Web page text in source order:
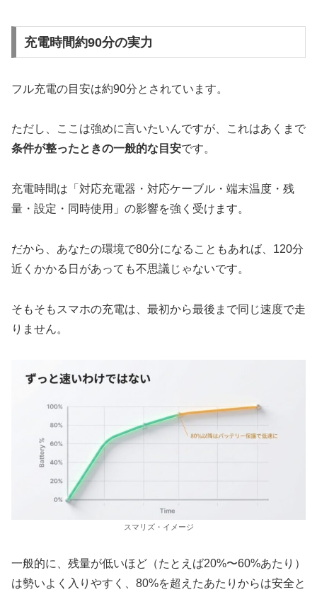
充電時間約90分の実力
フル充電の目安は約90分とされています。
ただし、ここは強めに言いたいんですが、これはあくまで
条件が整ったときの一般的な目安です。
充電時間は「対応充電器・対応ケーブル・端末温度・残
量・設定・同時使用」の影響を強く受けます。
だから、あなたの環境で80分になることもあれば、120分
近くかかる日があっても不思議じゃないです。
そもそもスマホの充電は、最初から最後まで同じ速度で走
りません。
スマリズ・イメージ
一般的に、残量が低いほど（たとえば20%〜60%あたり）
は勢いよく入りやすく、80%を超えたあたりからは安全と